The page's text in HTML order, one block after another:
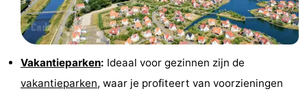
Vakantieparken: Ideaal voor gezinnen zijn de
vakantieparken, waar je profiteert van voorzieningen